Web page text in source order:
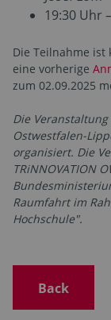
19:30 Uhr
Die Teilnahme ist
eine vorherige
zum 02.09.2025
Die
Ostwestfalen-
organisiert. Die
TRiNNOVATION
Raumfahrt im
Hochschule".
Back